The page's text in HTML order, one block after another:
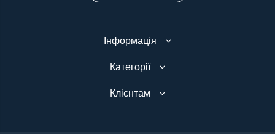
Інформація
Категорії
Клієнтам